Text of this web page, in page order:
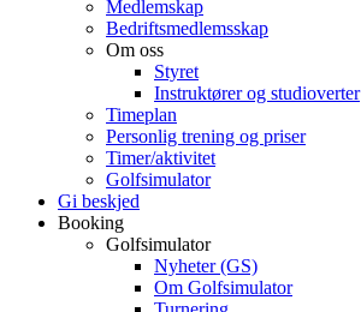
Medlemskap
Bedriftsmedlemsskap
Om oss
Styret
Instruktører og studioverter
Timeplan
Personlig trening og priser
Timer/aktivitet
Golfsimulator
Gi beskjed
Booking
Golfsimulator
Nyheter (GS)
Om Golfsimulator